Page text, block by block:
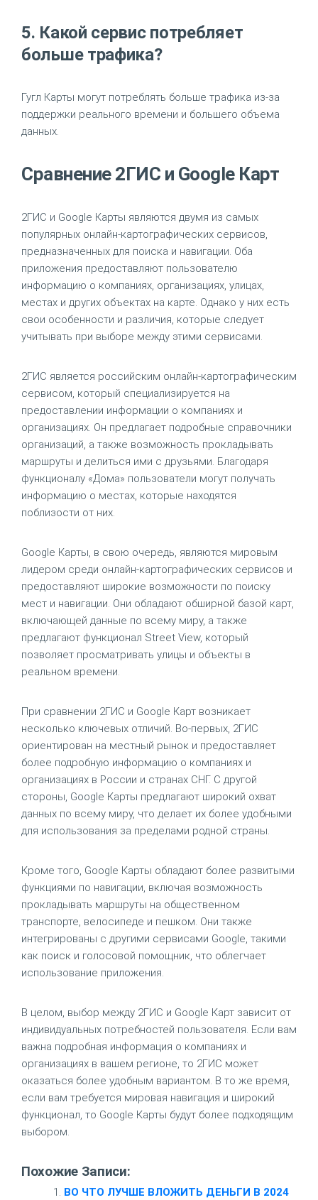
5. Какой сервис потребляет
больше трафика?
Гугл Карты могут потреблять больше трафика из-за
поддержки реального времени и большего объема
данных.
Сравнение 2ГИС и Google Карт
2ГИС и Google Карты являются двумя из самых
популярных онлайн-картографических сервисов,
предназначенных для поиска и навигации. Оба
приложения предоставляют пользователю
информацию о компаниях, организациях, улицах,
местах и других объектах на карте. Однако у них есть
свои особенности и различия, которые следует
учитывать при выборе между этими сервисами.
2ГИС является российским онлайн-картографическим
сервисом, который специализируется на
предоставлении информации о компаниях и
организациях. Он предлагает подробные справочники
организаций, а также возможность прокладывать
маршруты и делиться ими с друзьями. Благодаря
функционалу «Дома» пользователи могут получать
информацию о местах, которые находятся
поблизости от них.
Google Карты, в свою очередь, являются мировым
лидером среди онлайн-картографических сервисов и
предоставляют широкие возможности по поиску
мест и навигации. Они обладают обширной базой карт,
включающей данные по всему миру, а также
предлагают функционал Street View, который
позволяет просматривать улицы и объекты в
реальном времени.
При сравнении 2ГИС и Google Карт возникает
несколько ключевых отличий. Во-первых, 2ГИС
ориентирован на местный рынок и предоставляет
более подробную информацию о компаниях и
организациях в России и странах СНГ. С другой
стороны, Google Карты предлагают широкий охват
данных по всему миру, что делает их более удобными
для использования за пределами родной страны.
Кроме того, Google Карты обладают более развитыми
функциями по навигации, включая возможность
прокладывать маршруты на общественном
транспорте, велосипеде и пешком. Они также
интегрированы с другими сервисами Google, такими
как поиск и голосовой помощник, что облегчает
использование приложения.
В целом, выбор между 2ГИС и Google Карт зависит от
индивидуальных потребностей пользователя. Если вам
важна подробная информация о компаниях и
организациях в вашем регионе, то 2ГИС может
оказаться более удобным вариантом. В то же время,
если вам требуется мировая навигация и широкий
функционал, то Google Карты будут более подходящим
выбором.
Похожие Записи:
ВО ЧТО ЛУЧШЕ ВЛОЖИТЬ ДЕНЬГИ В 2024